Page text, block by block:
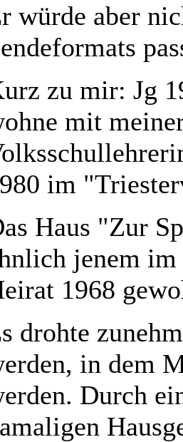
würde aber
zu mir: Jg
mit
im
Haus "Zur
jenem
1968
drohte
in dem
Durch